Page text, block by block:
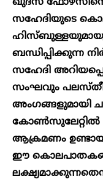
ഖുദ്സ്
സഹേദിയുടെ
ബന്ധിപ്പിക്കുന്ന
സഹേദി
സംഘവും പലസ്തീൻ
അംഗങ്ങളുമായി
കോൺസുലേറ്റിൽ
ആക്രമണം
ഈ